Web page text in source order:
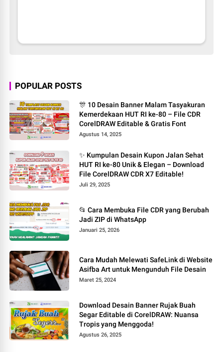
POPULAR POSTS
🎊 10 Desain Banner Malam Tasyakuran
Kemerdekaan HUT RI ke-80 – File CDR
CorelDRAW Editable & Gratis Font
Agustus 14, 2025
✨ Kumpulan Desain Kupon Jalan Sehat
HUT RI ke-80 Unik & Elegan – Download
File CorelDRAW CDR X7 Editable!
Juli 29, 2025
📂 Cara Membuka File CDR yang Berubah
Jadi ZIP di WhatsApp
Januari 25, 2026
Cara Mudah Melewati SafeLink di Website
Asifba Art untuk Mengunduh File Desain
Maret 25, 2024
Download Desain Banner Rujak Buah
Segar Editable di CorelDRAW: Nuansa
Tropis yang Menggoda!
Agustus 26, 2025